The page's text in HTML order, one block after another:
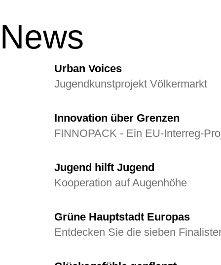
News
Urban Voices
Jugendkunstprojekt Völkermarkt
Innovation über Grenzen
FINNOPACK - Ein
Jugend hilft Jugend
Kooperation auf Augenhöhe
Grüne Hauptstadt Europas
Entdecken Sie die sieben